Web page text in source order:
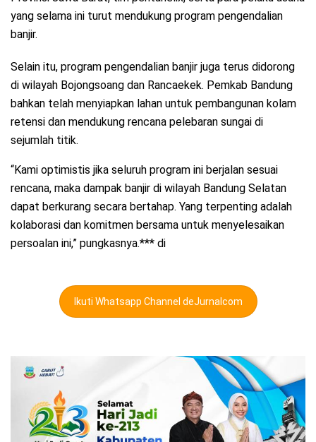
yang selama ini turut mendukung program pengendalian
banjir.
Selain itu, program pengendalian banjir juga terus didorong
di wilayah Bojongsoang dan Rancaekek. Pemkab Bandung
bahkan telah menyiapkan lahan untuk pembangunan kolam
retensi dan mendukung rencana pelebaran sungai di
sejumlah titik.
“Kami optimistis jika seluruh program ini berjalan sesuai
rencana, maka dampak banjir di wilayah Bandung Selatan
dapat berkurang secara bertahap. Yang terpenting adalah
kolaborasi dan komitmen bersama untuk menyelesaikan
persoalan ini,” pungkasnya.*** di
Ikuti Whatsapp Channel deJurnalcom